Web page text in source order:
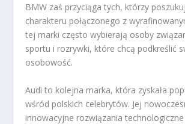
BMW zaś przyciąga tych, którzy
charakteru połączonego z
tej marki często wybierają osoby
sportu i rozrywki, które chcą podkreślić
osobowość.
Audi to kolejna marka, która zyskała
wśród polskich celebrytów. Jej
innowacyjne rozwiązania